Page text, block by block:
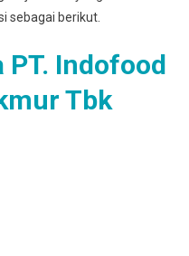
sebagai berikut.
PT. Indofood
Tbk